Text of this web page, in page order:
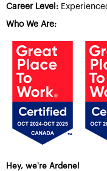
Career Level:
Who We Are:
Hey, we're Ardene!